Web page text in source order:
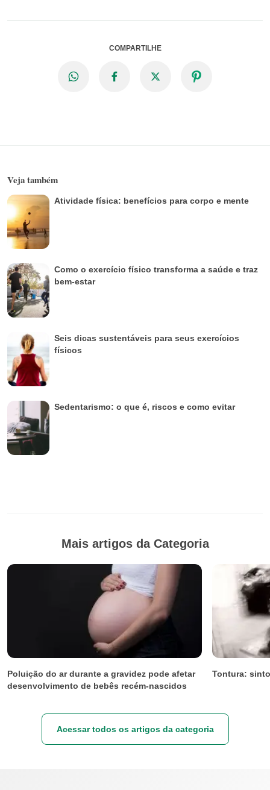
COMPARTILHE
Veja também
Atividade física: benefícios para corpo e mente
Como o exercício físico transforma a saúde e traz
bem-estar
Seis dicas sustentáveis para seus exercícios
físicos
Sedentarismo: o que é, riscos e como evitar
Mais artigos da Categoria
Poluição do ar durante a gravidez pode afetar
desenvolvimento de bebês recém-nascidos
Tontura:
Acessar todos os artigos da categoria